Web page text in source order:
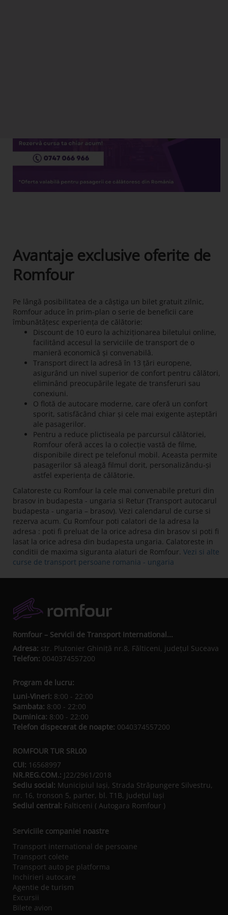
Avantaje exclusive oferite de
Romfour
Pe lângă posibilitatea de a câștiga un bilet gratuit zilnic,
Romfour aduce în prim-plan o serie de beneficii care
îmbunătățesc experiența de călătorie:
Discount de 10 euro la achiziționarea biletului online,
facilitând accesul la serviciile de transport de o
manieră economică și convenabilă.
Transport direct la adresă în 13 țări europene,
asigurând un nivel superior de confort pentru călători,
eliminând preocupările legate de transferuri sau
conexiuni.
O flotă de autocare moderne, care oferă un confort
sporit, satisfăcând chiar și cele mai exigente așteptări
ale pasagerilor.
Pentru a reduce plictiseala pe parcursul călătoriei,
Romfour oferă acces la o colecție vastă de filme,
disponibile direct pe telefonul mobil. Aceasta permite
pasagerilor să aleagă filmul dorit, personalizându-și
astfel experiența de călătorie.
Calatoreste cu Romfour la cele mai convenabile preturi din
brasov in budapesta - ungaria si Retur (Transport autocarul
budapesta - ungaria – brasov). Vezi calendarul de curse si
rezerva acum. Cu Romfour poti calatori de la adresa la
adresa : poti fi preluat de la orice adresa din brasov si poti fi
lasat la orice adresa din budapesta ungaria. Calatoreste in
conditii de maxima siguranta alaturi de Romfour. Vezi si alte
curse de transport persoane romania - ungaria
Romfour – Servicii de Transport International...
Adresa: str. Plutonier Ghiniţă nr.8, Fălticeni, judeţul Suceava
Telefon: 0040374557200
Program de lucru:
Luni-Vineri: 8:00 - 22:00
Sambata: 8:00 - 22:00
Duminica: 8:00 - 22:00
Telefon dispecerat de noapte: 0040374557200
ROMFOUR TUR SRL00
CUI: 16568997
NR.REG.COM.: J22/2961/2018
Sediu social: Municipiul Iaşi, Strada Străpungere Silvestru,
nr. 16, tronson 5, parter, bl. T1B, Județul Iaşi
Sediul central: Falticeni ( Autogara Romfour )
Serviciile companiei noastre
Transport international de persoane
Transport colete
Transport auto pe platforma
Inchirieri autocare
Agentie de turism
Excursii
Bilete avion